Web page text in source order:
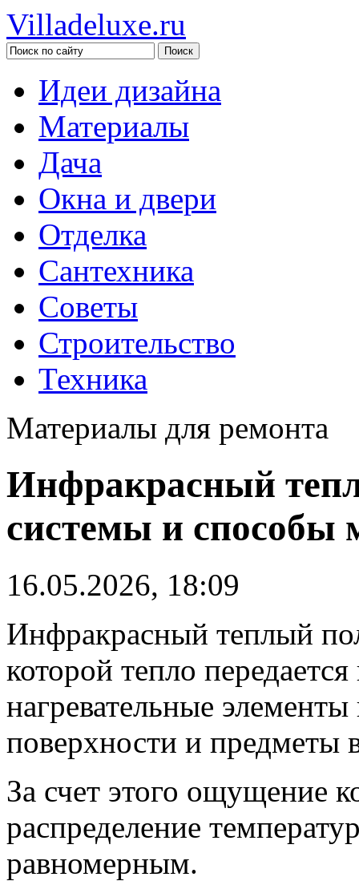
Villadeluxe.ru
Идеи дизайна
Материалы
Дача
Окна и двери
Отделка
Сантехника
Советы
Строительство
Техника
Материалы для ремонта
Инфракрасный
системы и способы
16.05.2026, 18:09
Инфракрасный теплый
которой тепло
нагревательные
поверхности и предметы
За счет этого ощущение
распределение
равномерным.